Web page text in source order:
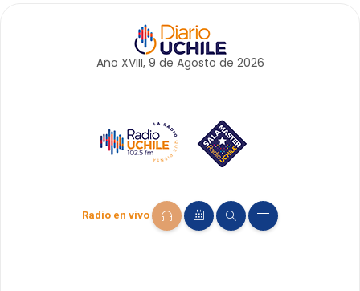
Año XVIII, 9 de Agosto de 2026
Radio en vivo